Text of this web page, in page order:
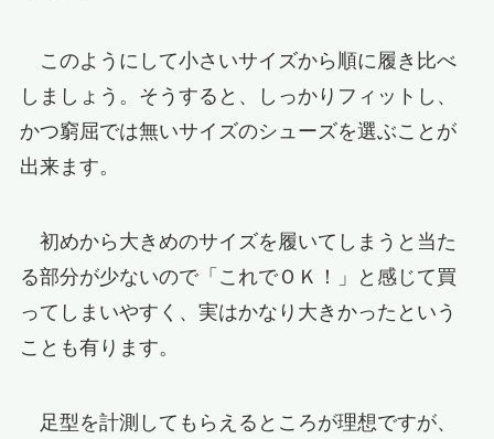
このようにして小さいサイズから順に履き比べ
しましょう。そうすると、しっかりフィットし、
かつ窮屈では無いサイズのシューズを選ぶことが
出来ます。
初めから大きめのサイズを履いてしまうと当た
る部分が少ないので「これでＯＫ！」と感じて買
ってしまいやすく、実はかなり大きかったという
ことも有ります。
足型を計測してもらえるところが理想ですが、